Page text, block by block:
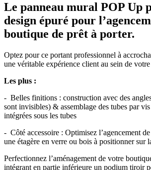
Le panneau mural POP Up
design épuré pour
boutique de prêt à porter.
Optez pour ce portant professionnel à
une véritable expérience client au sein de
Les plus :
- Belles finitions : construction avec des
sont invisibles) & assemblage des tubes par
intégrées sous les tubes
- Côté accessoire : Optimisez l’agencement
une étagère en verre ou bois à positionner sur
Perfectionnez l’aménagement de votre
intégrant en partie inférieure un podium tiroir